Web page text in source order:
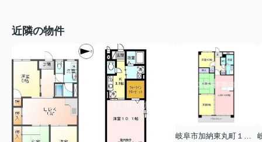
近隣の物件
岐阜市加納東丸町１丁目